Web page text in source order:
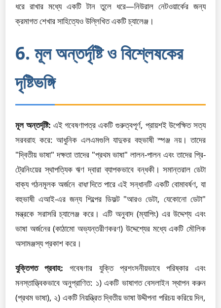
ধরে রাখার মধ্যে একটি টান তুলে ধরে—নিউরাল নেটওয়ার্কের জন্য
ক্রমাগত শেখার সাহিত্যেও উল্লিখিত একটি চ্যালেঞ্জ।
6. মূল অন্তর্দৃষ্টি ও বিশ্লেষকের
দৃষ্টিভঙ্গি
মূল অন্তর্দৃষ্টি: এই গবেষণাপত্র একটি গুরুত্বপূর্ণ, প্রায়শই উপেক্ষিত সত্য
সরবরাহ করে: আধুনিক এলএমগুলি যাদুকর বহুভাষী স্পঞ্জ নয়। তাদের
"দ্বিতীয় ভাষা" দক্ষতা তাদের "প্রথম ভাষা" লালন-পালন এবং তাদের প্রি-
ট্রেনিংয়ের স্থাপত্যিক ঋণ দ্বারা ব্যাপকভাবে বন্ধকী। সমান্তরাল ডেটা
বাক্য গঠনমূলক অর্জনে বাধাদিতে পারে এই সন্ধানটি একটি বোমাবর্ষণ, যা
বহুভাষী এআই-এর জন্য শিল্পের ডিফল্ট "আরও ডেটা, যেকোনো ডেটা"
মন্ত্রকে সরাসরি চ্যালেঞ্জ করে। এটি অনুবাদ (ম্যাপিং) এর উদ্দেশ্য এবং
ভাষা অর্জনের (কাঠামো অভ্যন্তরীণকরণ) উদ্দেশ্যের মধ্যে একটি মৌলিক
অসামঞ্জস্য প্রকাশ করে।
যুক্তিগত প্রবাহ: গবেষণার যুক্তি প্রশংসনীয়ভাবে পরিষ্কার এবং
মনস্তাত্ত্বিকভাবে অনুপ্রাণিত: ১) একটি ভাষাগত বেসলাইন স্থাপন করুন
(প্রথম ভাষা), ২) একটি নিয়ন্ত্রিত দ্বিতীয় ভাষা উদ্দীপনা পরিচয় করিয়ে দিন,